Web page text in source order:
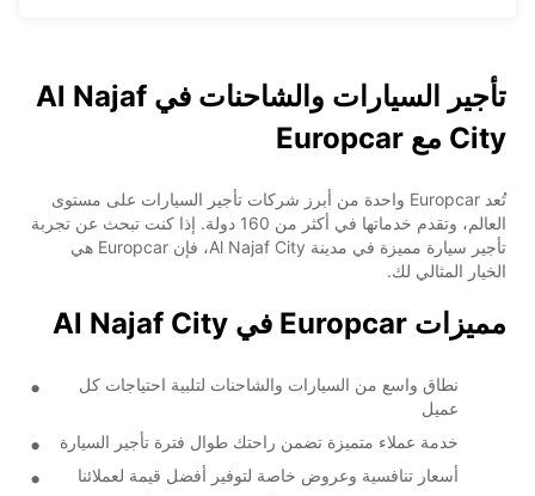
تأجير السيارات والشاحنات في Al Najaf
City مع Europcar
تُعد Europcar واحدة من أبرز شركات تأجير السيارات على مستوى
العالم، وتقدم خدماتها في أكثر من 160 دولة. إذا كنت تبحث عن تجربة
تأجير سيارة مميزة في مدينة Al Najaf City، فإن Europcar هي
الخيار المثالي لك.
مميزات Europcar في Al Najaf City
نطاق واسع من السيارات والشاحنات لتلبية احتياجات كل
عميل
خدمة عملاء متميزة تضمن راحتك طوال فترة تأجير السيارة
أسعار تنافسية وعروض خاصة لتوفير أفضل قيمة لعملائنا